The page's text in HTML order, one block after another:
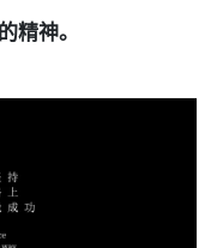
精神。